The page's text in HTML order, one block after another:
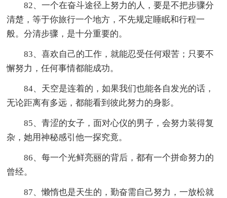
82、一个在奋斗途径上努力的人，要是不把步骤分
清楚，等于你旅行一个地方，不先规定睡眠和行程一
般。分清步骤，是十分重要的。
83、喜欢自己的工作，就能忍受任何艰苦；只要不
懈努力，任何事情都能成功。
84、天空是连着的，如果我们也能各自发光的话，
无论距离有多远，都能看到彼此努力的身影。
85、青涩的女子，面对心仪的男子，会努力装得复
杂，她用神秘感引他一探究竟。
86、每一个光鲜亮丽的背后，都有一个拼命努力的
曾经。
87、懒惰也是天生的，勤奋需自己努力，一放松就